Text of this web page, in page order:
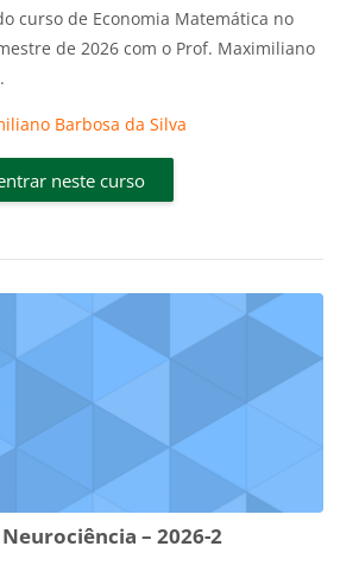
curso de Economia Matemática no
de 2026 com o Prof. Maximiliano
Barbosa da Silva
neste curso
– 2026-2